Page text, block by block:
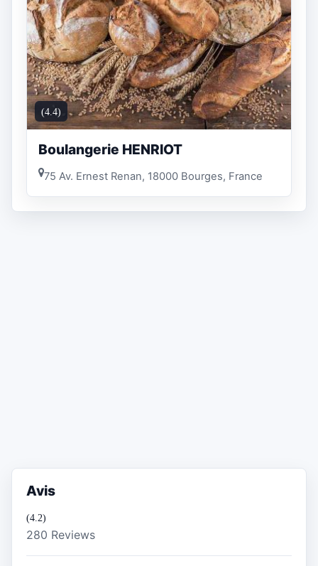
(4.4)
Boulangerie HENRIOT
75 Av. Ernest Renan, 18000 Bourges, France
Avis
(4.2)
280 Reviews